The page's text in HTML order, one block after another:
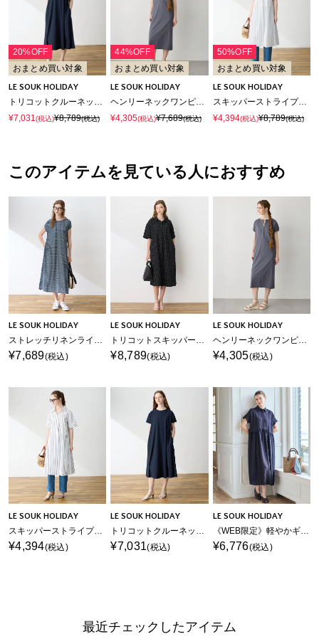
20%OFF
おまとめ買い対象
LE SOUK HOLIDAY
トリコットクルーネックカットワンピース【接触冷感・UVカット】
¥7,031(税込)¥8,789(税込)
44%OFF
おまとめ買い対象
LE SOUK HOLIDAY
ヘンリーネックワンピース【接触冷感・吸水速乾】
¥4,305(税込)¥7,689(税込)
50%OFF
おまとめ買い対象
LE SOUK HOLIDAY
スキッパーストライプシャツワンピース
¥4,394(税込)¥8,789(税込)
このアイテムを見ている人におすすめ
LE SOUK HOLIDAY
¥7,689(税込)
LE SOUK HOLIDAY
¥8,789(税込)
LE SOUK HOLIDAY
ヘンリーネックワンピース【接触冷感・吸水速乾】
¥4,305(税込)
LE SOUK HOLIDAY
スキッパーストライプシャツワンピース
¥4,394(税込)
LE SOUK HOLIDAY
¥7,031(税込)
LE SOUK HOLIDAY
《WEB限定》軽やかギャザーワンピース
¥6,776(税込)
最近チェックしたアイテム